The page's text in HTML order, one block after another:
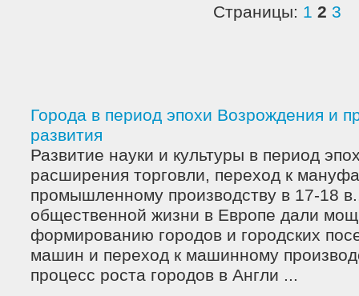
Страницы: 1 2 3
Города в период эпохи Возрождения и
развития
Развитие науки и культуры в период
расширения торговли, переход к
промышленному производству в 17-18
общественной жизни в Европе дали
формированию городов и городских
машин и переход к машинному
процесс роста городов в Англи ...